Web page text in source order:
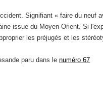
Signifiant « faire du
issue du Moyen-Orient. Si
les préjugés et les
paru dans le numéro 67